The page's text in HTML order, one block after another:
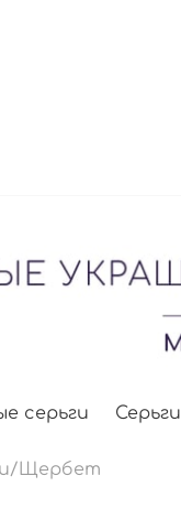
серьги Серьги
Щербет